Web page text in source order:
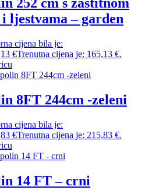
ljestvama – garden
cijena bila je:
€Trenutna cijena je: 165,13 €.
8FT 244cm -zeleni
cijena bila je:
€Trenutna cijena je: 215,83 €.
14 FT – crni